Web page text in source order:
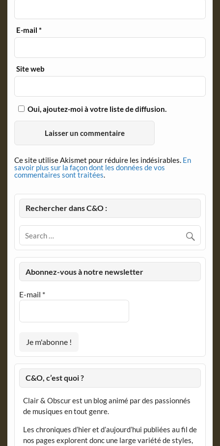
E-mail*
Site web
Oui, ajoutez-moi à votre liste de diffusion.
Ce site utilise Akismet pour réduire les indésirables. En
savoir plus sur la façon dont les données de vos
commentaires sont traitées.
Rechercher dans C&O :
Abonnez-vous à notre newsletter
E-mail *
C&O, c’est quoi ?
Clair & Obscur est un blog animé par des passionnés
de musiques en tout genre.
Les chroniques d’hier et d’aujourd’hui publiées au fil de
nos pages explorent donc une large variété de styles,